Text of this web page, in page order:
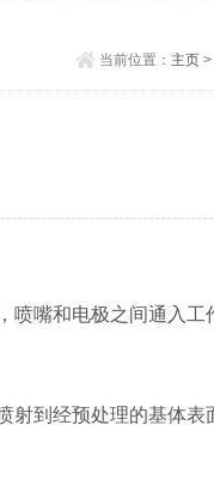
当前位置： 主页>
嘴和电极之间通入工
射到经预处理的基体表